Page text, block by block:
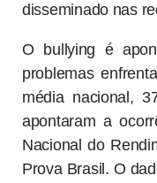
disseminado nas
O
bullying é
problemas
média nacional,
apontaram a
Nacional do
Prova Brasil. O